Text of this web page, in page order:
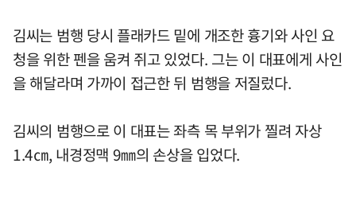
김씨는 범행 당시 플래카드 밑에 개조한 흉기와 사인 요
청을 위한 펜을 움켜 쥐고 있었다. 그는 이 대표에게 사인
을 해달라며 가까이 접근한 뒤 범행을 저질렀다.
김씨의 범행으로 이 대표는 좌측 목 부위가 찔려 자상
1.4㎝, 내경정맥 9㎜의 손상을 입었다.